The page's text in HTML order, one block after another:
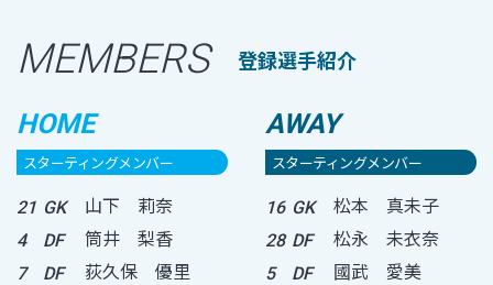
MEMBERS 登録選手紹介
HOME
スターティングメンバー
21 GK 山下 莉奈
4 DF 筒井 梨香
7 DF 荻久保 優里
AWAY
スターティングメンバー
16 GK 松本 真未子
28 DF 松永 未衣奈
5 DF 國武 愛美